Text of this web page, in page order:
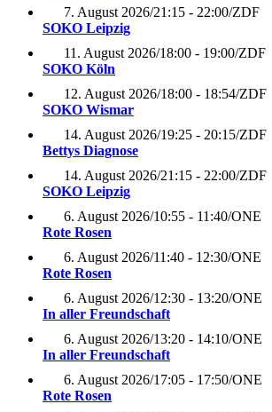
7. August 2026/21:15 - 22:00/ZDF
SOKO Leipzig
11. August 2026/18:00 - 19:00/ZDF
SOKO Köln
12. August 2026/18:00 - 18:54/ZDF
SOKO Wismar
14. August 2026/19:25 - 20:15/ZDF
Bettys Diagnose
14. August 2026/21:15 - 22:00/ZDF
SOKO Leipzig
6. August 2026/10:55 - 11:40/ONE
Rote Rosen
6. August 2026/11:40 - 12:30/ONE
Rote Rosen
6. August 2026/12:30 - 13:20/ONE
In aller Freundschaft
6. August 2026/13:20 - 14:10/ONE
In aller Freundschaft
6. August 2026/17:05 - 17:50/ONE
Rote Rosen